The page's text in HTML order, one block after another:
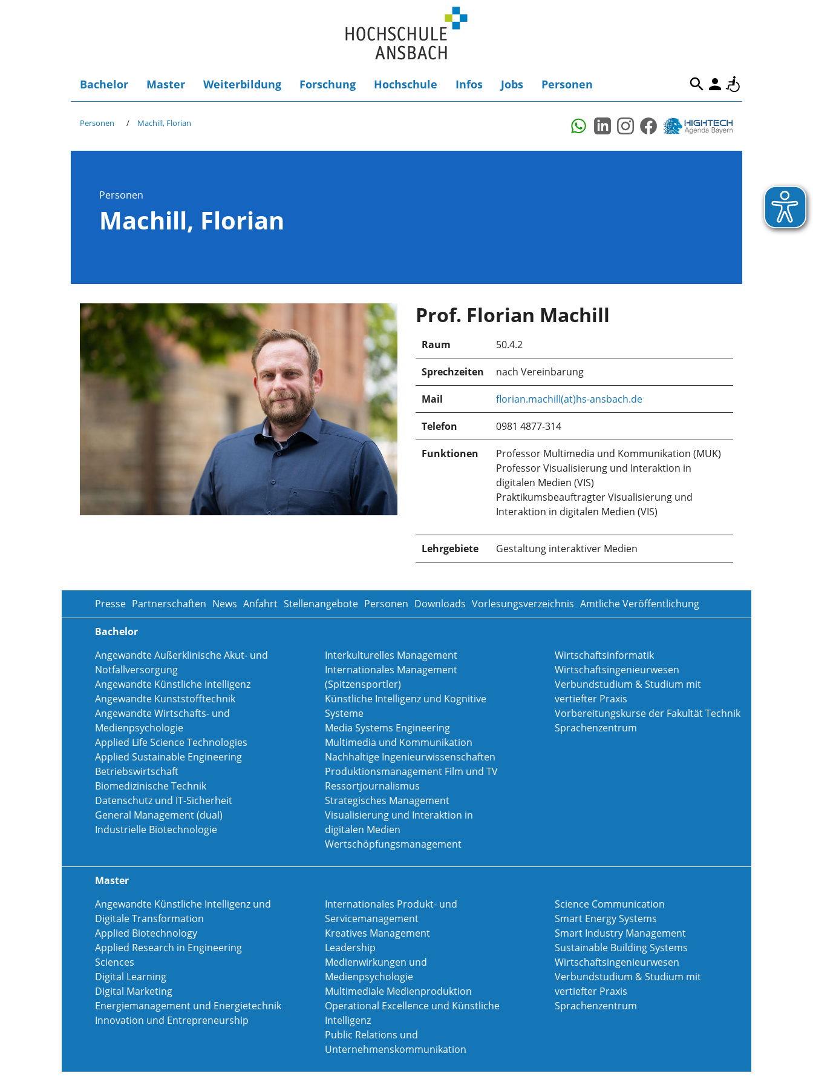
Bachelor Master Weiterbildung Forschung Hochschule Infos Jobs Personen
Personen Machill, Florian
Personen
Machill, Florian
Prof. Florian Machill
Raum 50.4.2
Sprechzeiten nach Vereinbarung
Mail florian.machill(at)hs-ansbach.de
Telefon 0981 4877-314
Funktionen
Professor Multimedia und Kommunikation (MUK)
Professor Visualisierung und Interaktion in
digitalen Medien (VIS)
Praktikumsbeauftragter Visualisierung und
Interaktion in digitalen Medien (VIS)
Lehrgebiete Gestaltung interaktiver Medien
Presse Partnerschaften News Anfahrt Stellenangebote Personen Downloads Vorlesungsverzeichnis Amtliche Veröffentlichung
Bachelor
Angewandte Außerklinische Akut- und
Notfallversorgung
Angewandte Künstliche Intelligenz
Angewandte Kunststofftechnik
Angewandte Wirtschafts- und
Medienpsychologie
Applied Life Science Technologies
Applied Sustainable Engineering
Betriebswirtschaft
Biomedizinische Technik
Datenschutz und IT-Sicherheit
General Management (dual)
Industrielle Biotechnologie
Interkulturelles Management
Internationales Management
(Spitzensportler)
Künstliche Intelligenz und Kognitive
Systeme
Media Systems Engineering
Multimedia und Kommunikation
Nachhaltige Ingenieurwissenschaften
Produktionsmanagement Film und TV
Ressortjournalismus
Strategisches Management
Visualisierung und Interaktion in
digitalen Medien
Wertschöpfungsmanagement
Wirtschaftsinformatik
Wirtschaftsingenieurwesen
Verbundstudium & Studium mit
vertiefter Praxis
Vorbereitungskurse der Fakultät Technik
Sprachenzentrum
Master
Angewandte Künstliche Intelligenz und
Digitale Transformation
Applied Biotechnology
Applied Research in Engineering
Sciences
Digital Learning
Digital Marketing
Energiemanagement und Energietechnik
Innovation und Entrepreneurship
Internationales Produkt- und
Servicemanagement
Kreatives Management
Leadership
Medienwirkungen und
Medienpsychologie
Multimediale Medienproduktion
Operational Excellence und Künstliche
Intelligenz
Public Relations und
Unternehmenskommunikation
Science Communication
Smart Energy Systems
Smart Industry Management
Sustainable Building Systems
Wirtschaftsingenieurwesen
Verbundstudium & Studium mit
vertiefter Praxis
Sprachenzentrum